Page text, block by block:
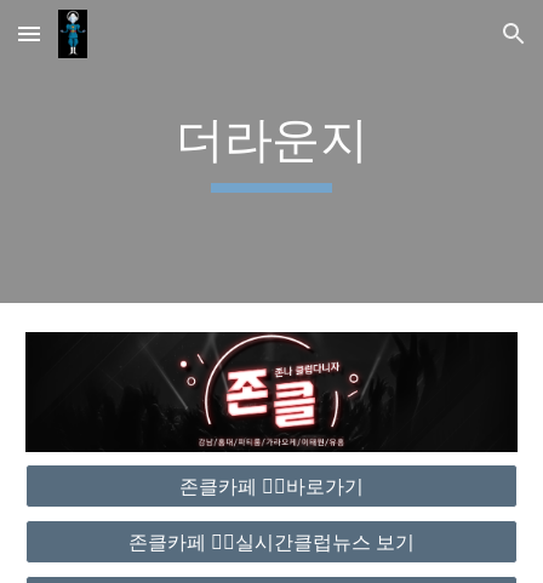
Skip to main content Skip to navigation
더라운지
존클카페 ❤️‍🔥바로가기
존클카페 ❤️‍🔥실시간클럽뉴스 보기